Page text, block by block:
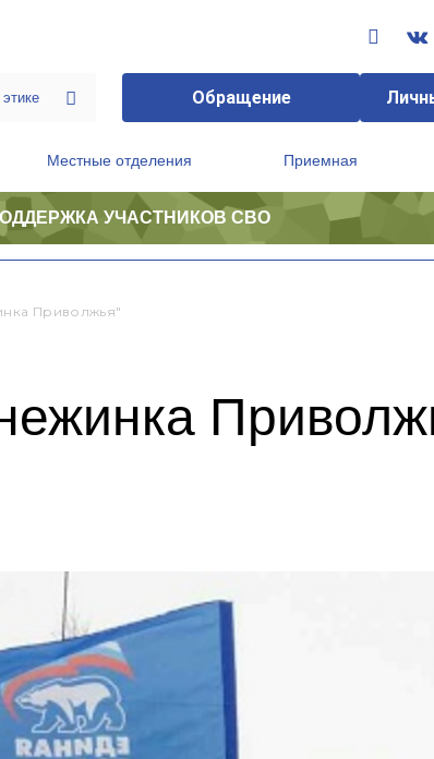
Обращение
Местные отделения Приемная
УЧАСТНИКОВ СВО
Приволжья"